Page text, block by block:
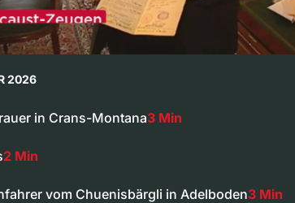
2026
in Crans-Montana3 Min
2 Min
vom Chuenisbärgli in Adelboden3 Min